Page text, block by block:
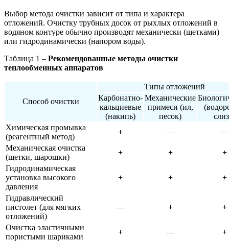
Выбор метода очистки зависит от типа и характера
отложений. Очистку трубных досок от рыхлых отложений в
водяном контуре обычно производят механически (щетками)
или гидродинамически (напором воды).
Таблица 1 – Рекомендованные методы очистки
теплообменных аппаратов
Способ очистки
Типы отложений
Карбонатно-
кальциевые
(накипь)
Механические
примеси (ил,
песок)
Химическая промывка
(реагентный метод)
+ —
—
Механическая очистка
(щетки, шарошки)
+ +
+
Гидродинамическая
установка высокого
давления
+ + +
Гидравлический
пистолет (для мягких
отложений)
— + +
Очистка эластичными
пористыми шариками
+ —
+